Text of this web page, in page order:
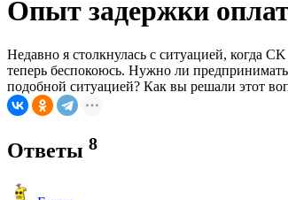
Опыт задержки
Недавно я столкнулась с ситуацией, когда
теперь беспокоюсь. Нужно ли
подобной ситуацией? Как вы решали этот
Ответы 8